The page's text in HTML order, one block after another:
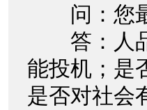
问：您最
答：人品
能投机；是
是否对社会